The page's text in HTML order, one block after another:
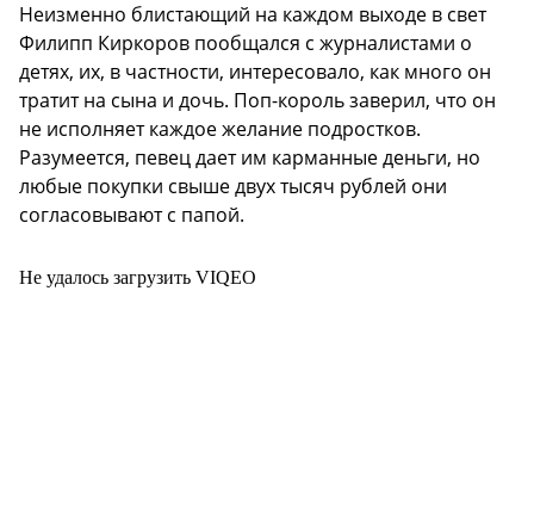
Неизменно блистающий на каждом выходе в свет
Филипп Киркоров пообщался с журналистами о
детях, их, в частности, интересовало, как много он
тратит на сына и дочь. Поп-король заверил, что он
не исполняет каждое желание подростков.
Разумеется, певец дает им карманные деньги, но
любые покупки свыше двух тысяч рублей они
согласовывают с папой.
Не удалось загрузить VIQEO